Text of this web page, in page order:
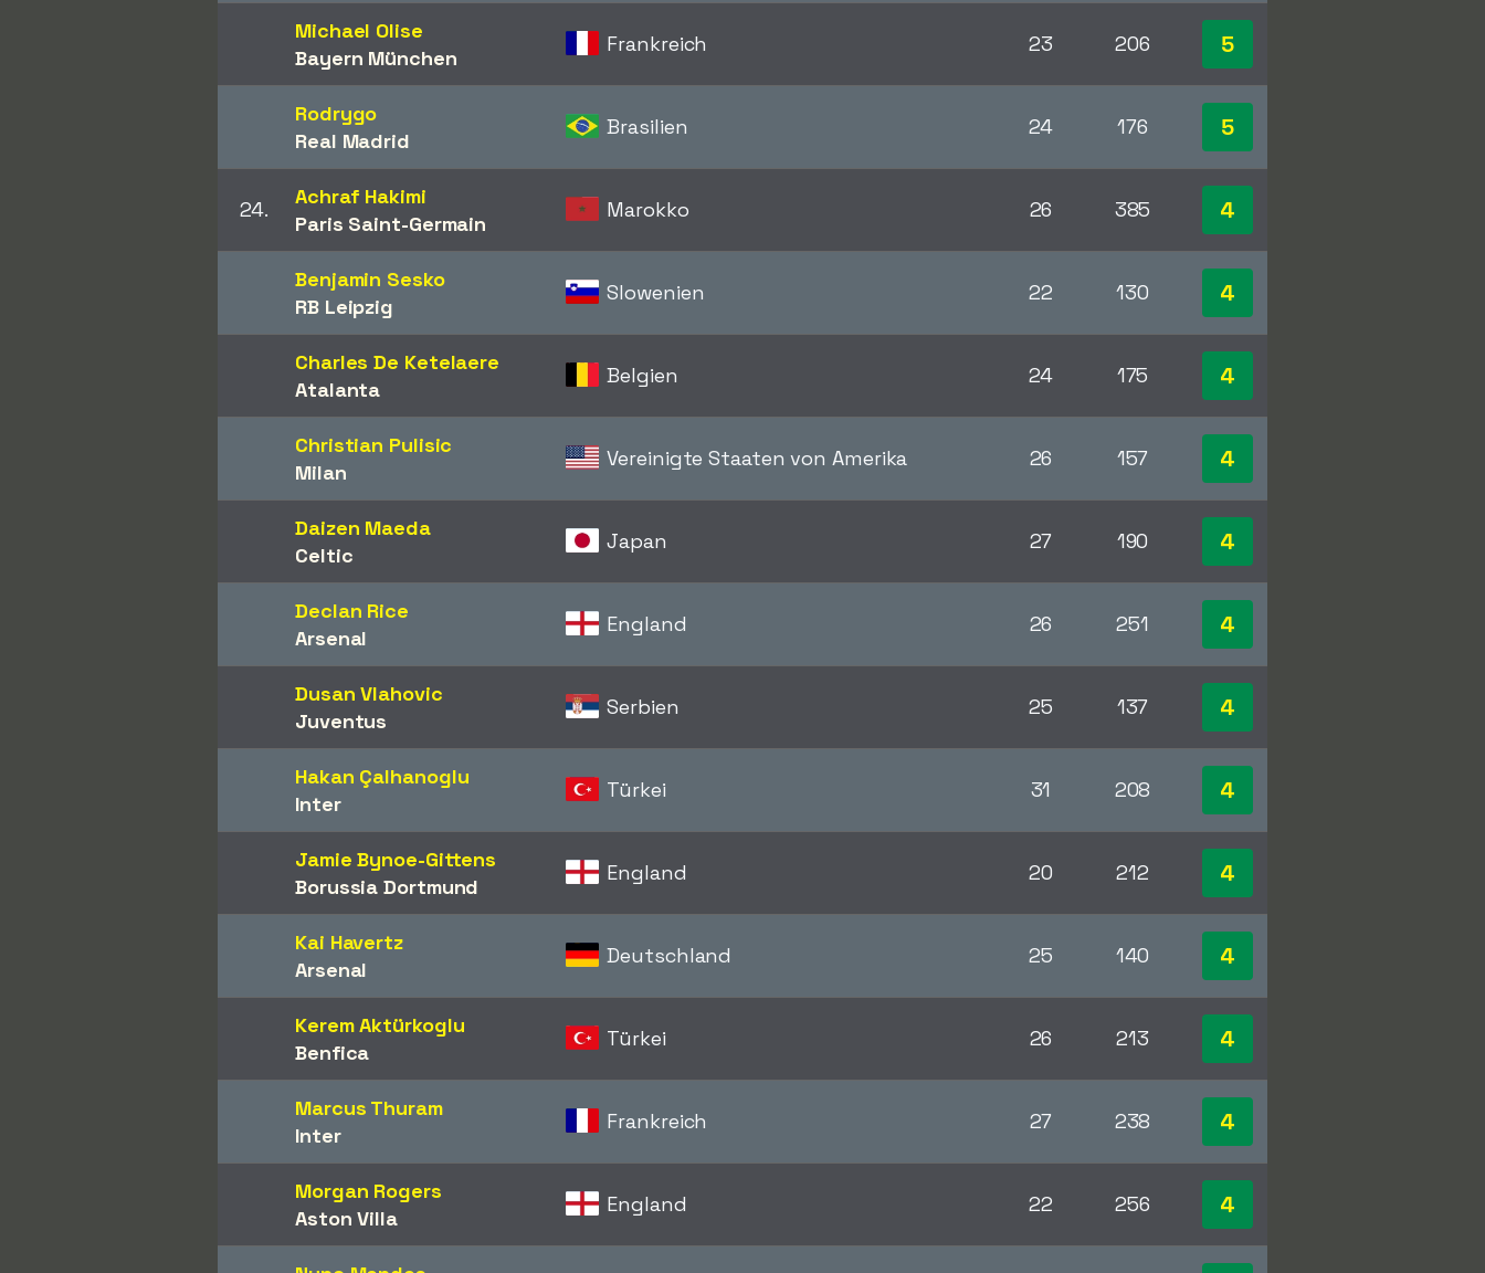
Michael Olise
Bayern München
Frankreich 23 206 5
Rodrygo
Real Madrid
Brasilien 24 176 5
24.
Achraf Hakimi
Paris Saint-Germain
Marokko 26 385 4
Benjamin Sesko
RB Leipzig
Slowenien 22 130 4
Charles De Ketelaere
Atalanta
Belgien 24 175 4
Christian Pulisic
Milan
Vereinigte Staaten von Amerika 26 157 4
Daizen Maeda
Celtic
Japan 27 190 4
Declan Rice
Arsenal
England 26 251 4
Dusan Vlahovic
Juventus
Serbien 25 137 4
Hakan Çalhanoglu
Inter
Türkei 31 208 4
Jamie Bynoe-Gittens
Borussia Dortmund
England 20 212 4
Kai Havertz
Arsenal
Deutschland 25 140 4
Kerem Aktürkoglu
Benfica
Türkei 26 213 4
Marcus Thuram
Inter
Frankreich 27 238 4
Morgan Rogers
Aston Villa
England 22 256 4